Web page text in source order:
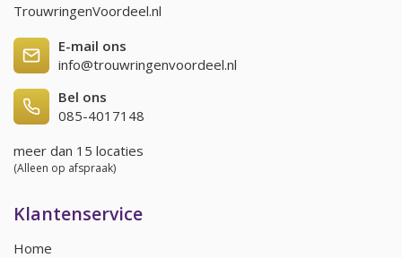
TrouwringenVoordeel.nl
E-mail ons
info@trouwringenvoordeel.nl
Bel ons
085-4017148
meer dan 15 locaties
(Alleen op afspraak)
Klantenservice
Home